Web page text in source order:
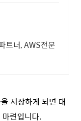
트너, AWS전문
저장하게 되면 대
련입니다.